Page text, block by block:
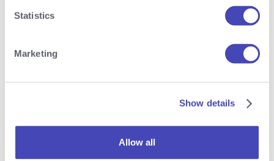
Statistics
Marketing
Show details
Allow all
verantwortungsbewusst bist
Anlehnung an deine Ausbildung und
berufliche Qualifikation. Das Gehalt
orientiert sich an dem im IT-KV